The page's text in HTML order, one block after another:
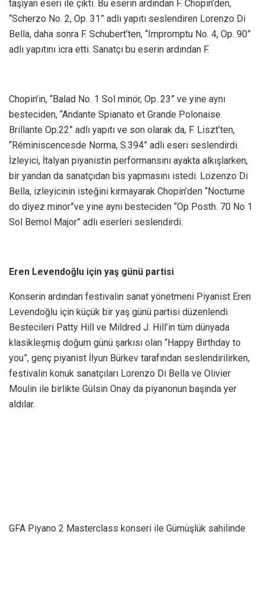
taşıyan eseri ile çıktı. Bu eserin ardından F. Chopin’den,
“Scherzo No. 2, Op. 31” adlı yapıtı seslendiren Lorenzo Di
Bella, daha sonra F. Schubert’ten, “Impromptu No. 4, Op. 90”
adlı yapıtını icra etti. Sanatçı bu eserin ardından F.
Chopin’in, “Balad No. 1 Sol minör, Op. 23” ve yine aynı
besteciden, “Andante Spianato et Grande Polonaise
Brillante Op.22” adlı yapıtı ve son olarak da, F. Liszt’ten,
“Réminiscencesde Norma, S.394” adlı eseri seslendirdi.
İzleyici, İtalyan piyanistin performansını ayakta alkışlarken,
bir yandan da sanatçıdan bis yapmasını istedi. Lozenzo Di
Bella, izleyicinin isteğini kırmayarak Chopin’den “Nocturne
do diyez minor”ve yine aynı besteciden “Op Posth. 70 No 1
Sol Bemol Major” adlı eserleri seslendirdi.
Eren Levendoğlu için yaş günü partisi
Konserin ardından festivalin sanat yönetmeni Piyanist Eren
Levendoğlu için küçük bir yaş günü partisi düzenlendi.
Bestecileri Patty Hill ve Mildred J. Hill’in tüm dünyada
klasikleşmiş doğum günü şarkısı olan “Happy Birthday to
you”, genç piyanist İlyun Bürkev tarafından seslendirilirken,
festivalin konuk sanatçıları Lorenzo Di Bella ve Olivier
Moulin ile birlikte Gülsin Onay da piyanonun başında yer
aldılar.
GFA Piyano 2 Masterclass konseri ile Gümüşlük sahilinde